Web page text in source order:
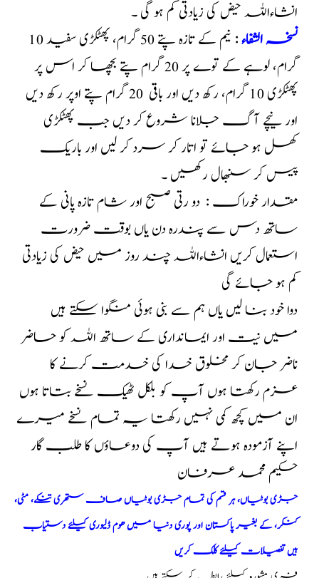
انشاءاللہ حیض کی زیادتی کم ہو گی ۔
نسخہ الشفاء
: نیم کے تازہ پتے 50 گرام، پھٹکڑی سفید 10
گرام، لوہے کے توے پر 20 گرام پتے بچھا کر اس پر
پھٹکڑی 10 گرام، رکھ دیں اور باقی 20 گرام پتے اوپر رکھ دیں
اور نیچے آگ جلانا شروع کر دیں جب پھٹکڑی
کھل ہو جائے تو اتار کر سرد کر لیں اور باریک
پیس کر سنبھال رکھیں ۔
مقدار خوراک : دو رتی صبح اور شام تازہ پانی کے
ساتھ دس سے پندرہ دن یاں بوقت ضرورت
استعمال کریں انشاءاللہ چند روز میں حیض کی زیادتی
کم ہو جائے گی
دوا خود بنا لیں یاں ہم سے بنی ہوئی منگوا سکتے ہیں
میں نیت اور ایمانداری کے ساتھ اللہ کو حاضر
ناضر جان کر مخلوق خدا کی خدمت کرنے کا
عزم رکھتا ہوں آپ کو بلکل ٹھیک نسخے بتاتا ہوں
ان میں کچھ کمی نہیں رکھتا یہ تمام نسخے میرے
اپنے آزمودہ ہوتے ہیں آپ کی دوعاؤں کا طلب گار
حکیم محمد عرفان
جڑی بوٹیاں، ہر قسم کی تمام جڑی بوٹیاں صاف ستھری تنکے، مٹی،
کنکر، کے بغیر پاکستان اور پوری دنیا میں ھوم ڈلیوری کیلئے دستیاب
ہیں تفصیلات کیلئے کلک کریں